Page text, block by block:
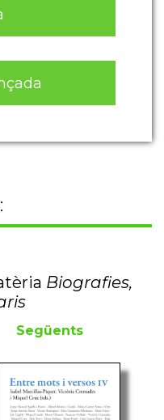
Biografies,
Següents